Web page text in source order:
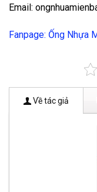
Email:
Fanpage: Ống Nhựa
Về tác giả